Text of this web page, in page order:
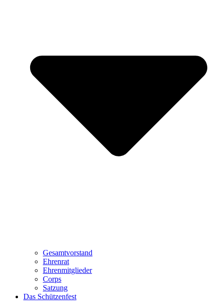
Gesamtvorstand
Ehrenrat
Ehrenmitglieder
Corps
Satzung
Das Schützenfest